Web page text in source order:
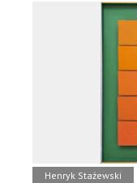
Henryk Stażewski